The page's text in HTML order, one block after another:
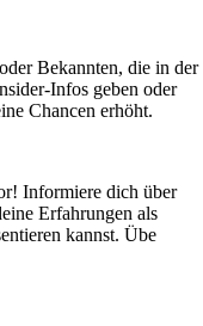
Bekannten, die in der
Infos geben oder
Chancen erhöht.
Informiere dich über
Erfahrungen als
kannst. Übe